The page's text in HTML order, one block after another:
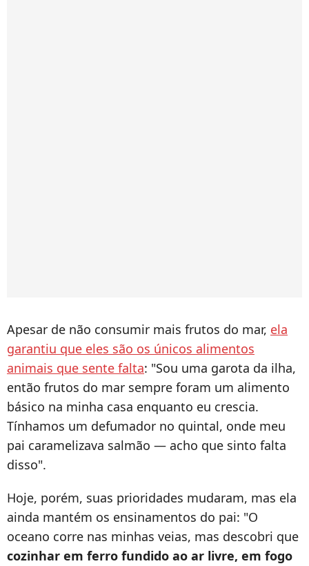
Apesar de não consumir mais frutos do mar, ela
garantiu que eles são os únicos alimentos
animais que sente falta: "Sou uma garota da ilha,
então frutos do mar sempre foram um alimento
básico na minha casa enquanto eu crescia.
Tínhamos um defumador no quintal, onde meu
pai caramelizava salmão — acho que sinto falta
disso".
Hoje, porém, suas prioridades mudaram, mas ela
ainda mantém os ensinamentos do pai: "O
oceano corre nas minhas veias, mas descobri que
cozinhar em ferro fundido ao ar livre, em fogo